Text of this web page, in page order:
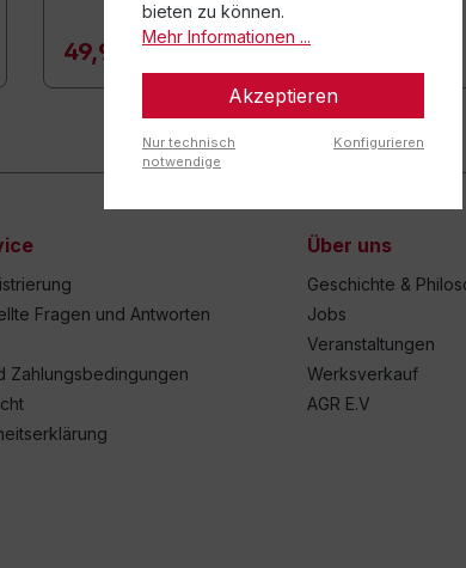
49,90 €*
Fragen und Antworten
Zahlungsbedingungen
Über uns
Geschichte &
Jobs
Veranstaltungen
Werksverkauf
AGR E.V
bieten zu können.
Mehr Informationen ...
Akzeptieren
Nur technisch
notwendige
Konfigurieren